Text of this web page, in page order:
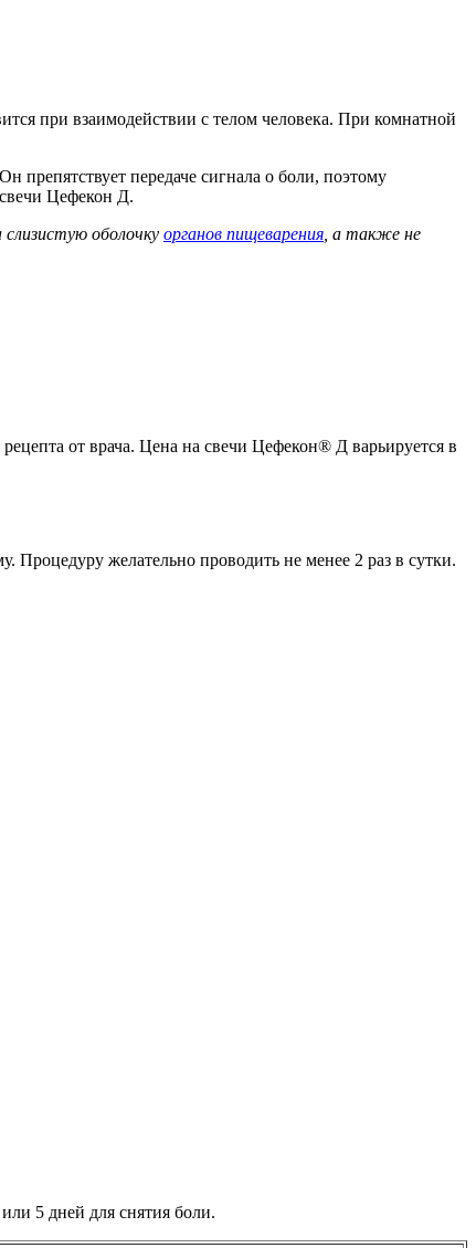
при взаимодействии с телом человека. При комнатной
препятствует передаче сигнала о боли, поэтому
Цефекон Д.
оболочку органов пищеварения, а также не
от врача. Цена на свечи Цефекон® Д варьируется в
Процедуру желательно проводить не менее 2 раз в сутки.
5 дней для снятия боли.